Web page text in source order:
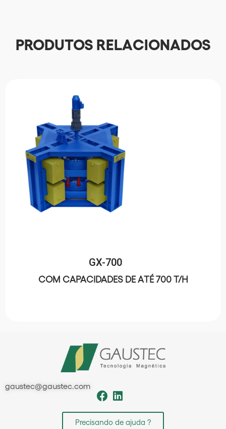
PRODUTOS RELACIONADOS
GX-700
COM CAPACIDADES DE ATÉ 700 T/H
gaustec@gaustec.com
Precisando de ajuda ?